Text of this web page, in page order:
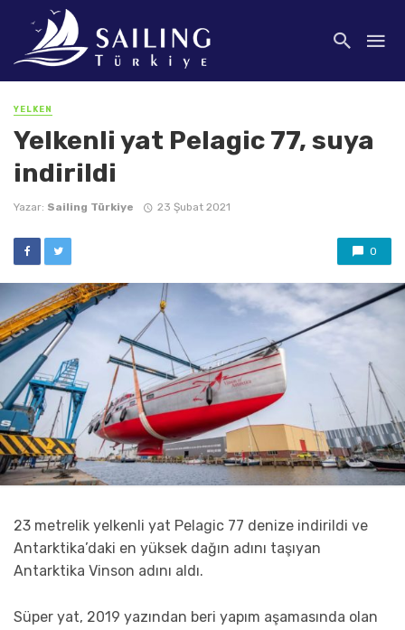
YELKEN
Yelkenli yat Pelagic 77, suya
indirildi
Yazar: Sailing Türkiye 23 Şubat 2021
0
23 metrelik yelkenli yat Pelagic 77 denize indirildi ve
Antarktika’daki en yüksek dağın adını taşıyan
Antarktika Vinson adını aldı.
Süper yat, 2019 yazından beri yapım aşamasında olan